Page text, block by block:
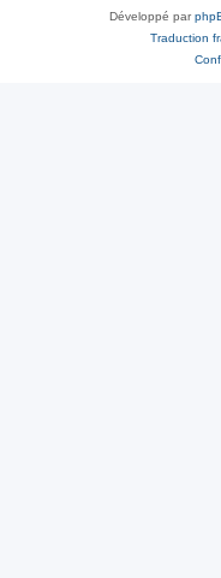
Développé par
Traduction